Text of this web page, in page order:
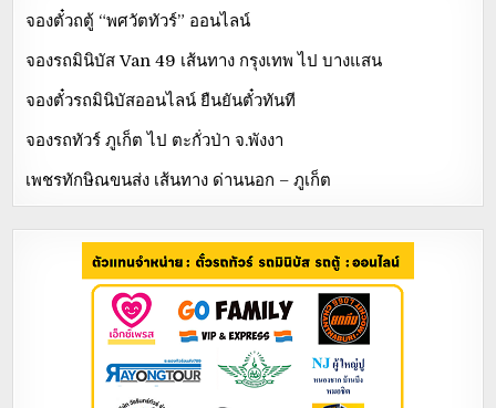
จองตั๋วถตู้ “พศวัตทัวร์” ออนไลน์
จองรถมินิบัส Van 49 เส้นทาง กรุงเทพ ไป บางแสน
จองตั๋วรถมินิบัสออนไลน์ ยืนยันตั๋วทันที
จองรถทัวร์ ภูเก็ต ไป ตะกั่วป่า จ.พังงา
เพชรทักษิณขนส่ง เส้นทาง ด่านนอก – ภูเก็ต